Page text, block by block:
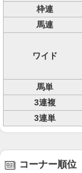
枠連
馬連
ワイド
馬単
3連複
3連単
コーナー順位